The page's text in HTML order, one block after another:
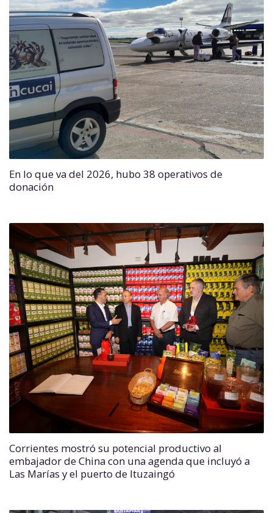
En lo que va del 2026, hubo 38 operativos de
donación
Corrientes mostró su potencial productivo al
embajador de China con una agenda que incluyó a
Las Marías y el puerto de Ituzaingó